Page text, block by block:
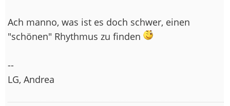
Ach manno, was ist es doch schwer, einen
"schönen" Rhythmus zu finden
--
LG, Andrea